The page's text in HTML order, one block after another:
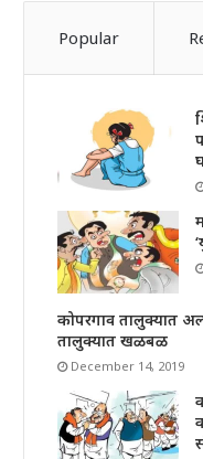
Popular
कोपरगाव तालुक्यात
तालुक्यात खळबळ
December 14, 2019